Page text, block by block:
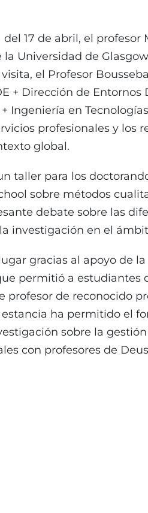
17 de abril, el
la Universidad de
el Profesor
+ Dirección de Entornos
Ingeniería en
profesionales y los
global.
taller para los
sobre métodos
debate sobre las
investigación en el
gracias al apoyo de
permitió a estudiantes
profesor de reconocido
ha permitido el
sobre la
con profesores de